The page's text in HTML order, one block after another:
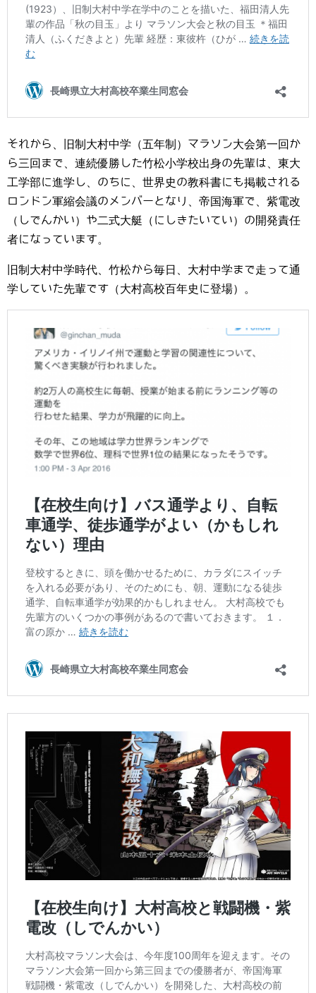
それから、旧制大村中学（五年制）マラソン大会第一回か
ら三回まで、連続優勝した竹松小学校出身の先輩は、東大
工学部に進学し、のちに、世界史の教科書にも掲載される
ロンドン軍縮会議のメンバーとなり、帝国海軍で、紫電改
（しでんかい）や二式大艇（にしきたいてい）の開発責任
者になっています。
旧制大村中学時代、竹松から毎日、大村中学まで走って通
学していた先輩です（大村高校百年史に登場）。